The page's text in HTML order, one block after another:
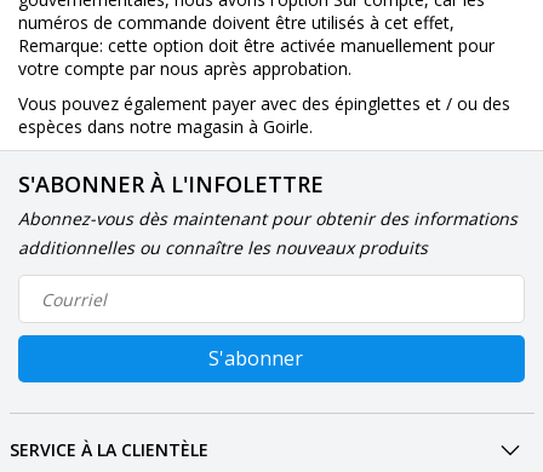
numéros de commande doivent être utilisés à cet effet,
Remarque: cette option doit être activée manuellement pour
votre compte par nous après approbation.
Vous pouvez également payer avec des épinglettes et / ou des
espèces dans notre magasin à Goirle.
S'ABONNER À L'INFOLETTRE
Abonnez-vous dès maintenant pour obtenir des informations
additionnelles ou connaître les nouveaux produits
S'abonner
SERVICE À LA CLIENTÈLE